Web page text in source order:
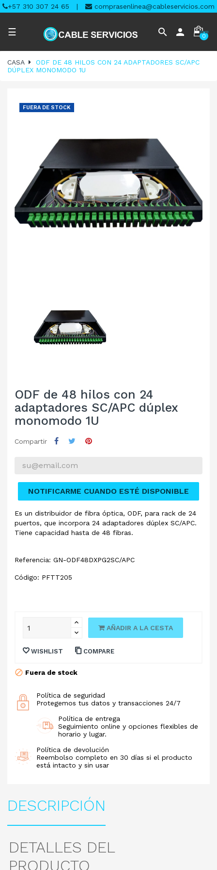
+57 310 307 24 65 | comprasenlinea@cableservicios.com
Navegación
palanca
☰ search person 0
CASA
ODF DE 48 HILOS CON 24 ADAPTADORES SC/APC
DÚPLEX MONOMODO 1U
FUERA DE STOCK
ODF de 48 hilos con 24
adaptadores SC/APC dúplex
monomodo 1U
Compartir
NOTIFICARME CUANDO ESTÉ DISPONIBLE
Es un distribuidor de fibra óptica, ODF, para rack de 24
puertos, que incorpora 24 adaptadores dúplex SC/APC.
Tiene capacidad hasta de 48 fibras.
Referencia: GN-ODF48DXPG2SC/APC
Código: PFTT205
AÑADIR A LA CESTA
WISHLIST COMPARE
Fuera de stock
Política de seguridad
Protegemos tus datos y transacciones 24/7
Política de entrega
Seguimiento online y opciones flexibles de
horario y lugar.
Política de devolución
Reembolso completo en 30 días si el producto
está intacto y sin usar
DESCRIPCIÓN
DETALLES DEL
PRODUCTO